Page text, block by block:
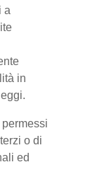
a
in
o di
ed